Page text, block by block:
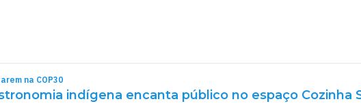
na COP30
indígena encanta público no espaço Cozinha